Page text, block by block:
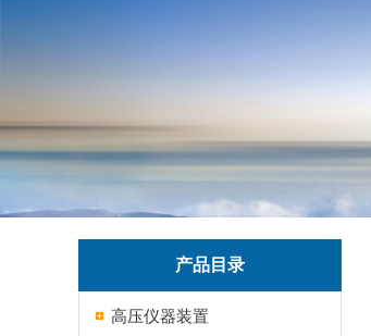
产品目录
高压仪器装置